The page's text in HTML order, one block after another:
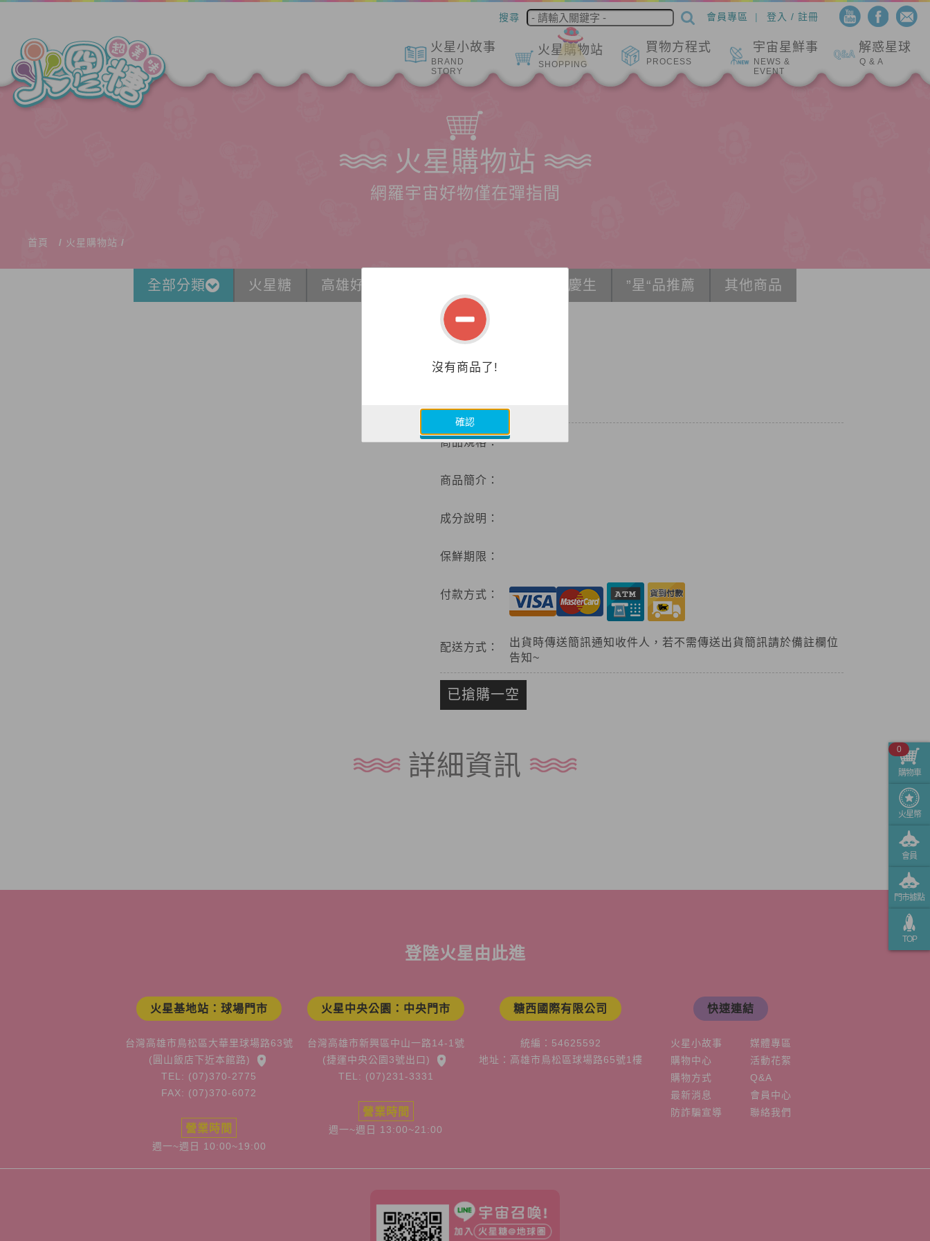
會員專區 登入 / 註冊
搜尋
解惑星球
Q & A
宇宙星鮮事
NEWS &
EVENT
買物方程式
PROCESS
火星購物站
SHOPPING
火星小故事
BRAND
STORY
火星購物站
網羅宇宙好物僅在彈指間
首頁 火星購物站
全部分類 火星糖 高雄好物推薦 派對、慶生 ”星“品推薦 其他商品
商品規格：
商品簡介：
成分說明：
保鮮期限：
付款方式：
配送方式：
出貨時傳送簡訊通知收件人，若不需傳送出貨簡訊請於備註欄位
告知~
已搶購一空
詳細資訊 購物車
0
火星幣
會員
門市據點
TOP
登陸火星由此進
火星基地站：球場門市
台灣高雄市鳥松區大華里球場路63號
(圓山飯店下近本館路)
TEL: (07)370-2775
FAX: (07)370-6072
營業時間
週一~週日 10:00~19:00
火星中央公園：中央門市
台灣高雄市新興區中山一路14-1號
(捷運中央公園3號出口)
TEL: (07)231-3331
營業時間
週一~週日 13:00~21:00
糖西國際有限公司
統編：54625592
地址：高雄市鳥松區球場路65號1樓
快速連結
火星小故事
購物中心
購物方式
最新消息
防詐騙宣導
媒體專區
活動花絮
Q&A
會員中心
聯絡我們
沒有商品了!
確認